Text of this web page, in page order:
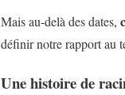
Mais au-delà des dates,
définir notre rapport au
Une histoire de